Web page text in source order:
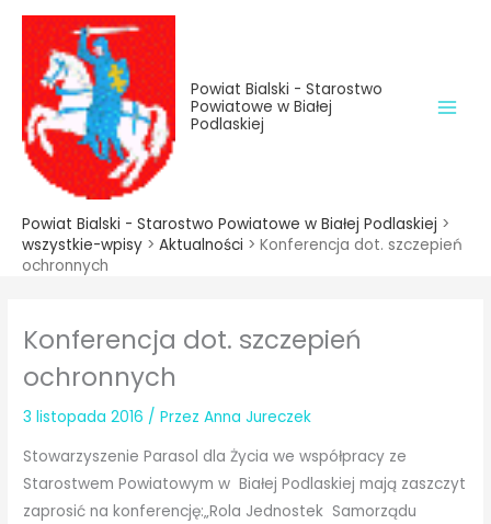
treści
Przejdź
treści
Powiat Bialski - Starostwo
Powiatowe w Białej
Podlaskiej
Powiat Bialski - Starostwo Powiatowe w Białej Podlaskiej >
wszystkie-wpisy > Aktualności > Konferencja dot. szczepień
ochronnych
Konferencja dot. szczepień
ochronnych
3 listopada 2016 / PrzezAnna Jureczek
Stowarzyszenie Parasol dla Życia we współpracy ze
Starostwem Powiatowym w Białej Podlaskiej mają zaszczyt
zaprosić na konferencję:„Rola Jednostek Samorządu